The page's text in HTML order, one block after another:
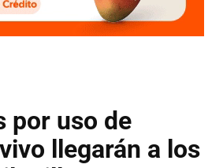
por uso de
llegarán a los